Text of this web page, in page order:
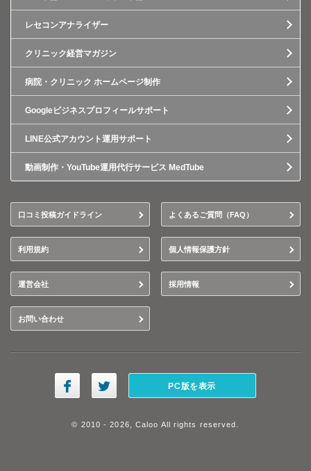
レセコンアナライザー
クリニック経営マガジン
病院・クリニック ホームページ制作
Googleビジネスプロフィールサポート
LINE公式アカウント運用サポート
動画制作・YouTube運用代行サービス MedTube
口コミ投稿ガイドライン よくあるご質問（FAQ）
利用規約 個人情報保護方針
運営会社 採用情報
お問い合わせ
PC版を表示
© 2010 - 2026, Caloo All rights reserved.